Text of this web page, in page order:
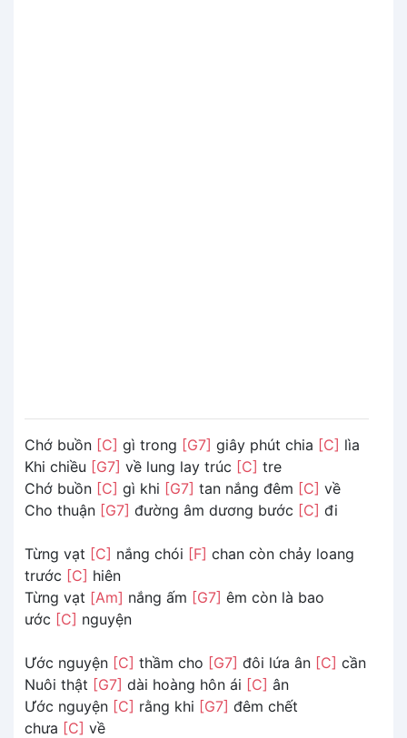
Chớ buồn [C] gì trong [G7] giây phút chia [C] lìa
Khi chiều [G7] về lung lay trúc [C] tre
Chớ buồn [C] gì khi [G7] tan nắng đêm [C] về
Cho thuận [G7] đường âm dương bước [C] đi
Từng vạt [C] nắng chói [F] chan còn chảy loang
trước [C] hiên
Từng vạt [Am] nắng ấm [G7] êm còn là bao
ước [C] nguyện
Ước nguyện [C] thầm cho [G7] đôi lứa ân [C] cần
Nuôi thật [G7] dài hoàng hôn ái [C] ân
Ước nguyện [C] rằng khi [G7] đêm chết
chưa [C] về